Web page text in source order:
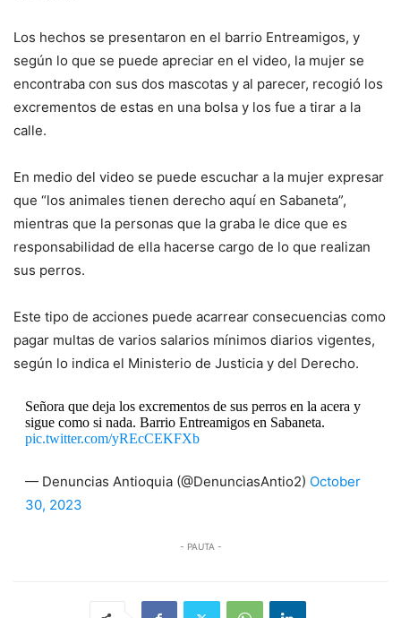
Los hechos se presentaron en el barrio Entreamigos, y
según lo que se puede apreciar en el video, la mujer se
encontraba con sus dos mascotas y al parecer, recogió los
excrementos de estas en una bolsa y los fue a tirar a la
calle.
En medio del video se puede escuchar a la mujer expresar
que “los animales tienen derecho aquí en Sabaneta”,
mientras que la personas que la graba le dice que es
responsabilidad de ella hacerse cargo de lo que realizan
sus perros.
Este tipo de acciones puede acarrear consecuencias como
pagar multas de varios salarios mínimos diarios vigentes,
según lo indica el Ministerio de Justicia y del Derecho.
Señora que deja los excrementos de sus perros en la acera y
sigue como si nada. Barrio Entreamigos en Sabaneta.
pic.twitter.com/yREcCEKFXb
— Denuncias Antioquia (@DenunciasAntio2) October
30, 2023
- PAUTA -